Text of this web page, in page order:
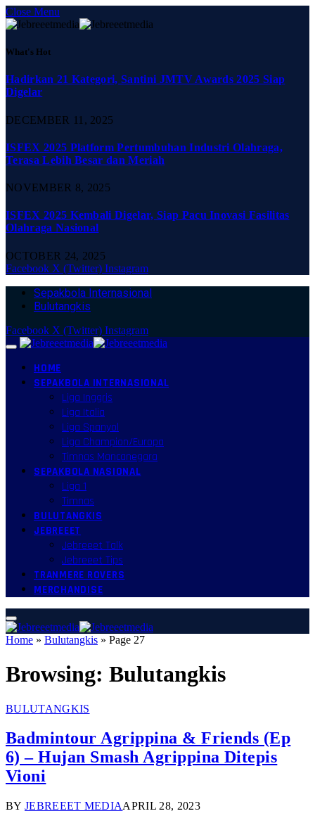
Close Menu
What's Hot
Hadirkan 21 Kategori, Santini JMTV Awards 2025 Siap
Digelar
DECEMBER 11, 2025
ISFEX 2025 Platform Pertumbuhan Industri Olahraga,
Terasa Lebih Besar dan Meriah
NOVEMBER 8, 2025
ISFEX 2025 Kembali Digelar, Siap Pacu Inovasi Fasilitas
Olahraga Nasional
OCTOBER 24, 2025
Facebook X (Twitter) Instagram
Sepakbola Internasional
Bulutangkis
Facebook X (Twitter) Instagram
HOME
SEPAKBOLA INTERNASIONAL
Liga Inggris
Liga Italia
Liga Spanyol
Liga Champion/Europa
Timnas Mancanegara
SEPAKBOLA NASIONAL
Liga 1
Timnas
BULUTANGKIS
JEBREEET
Jebreeet Talk
Jebreeet Tips
TRANMERE ROVERS
MERCHANDISE
Home » Bulutangkis » Page 27
Browsing: Bulutangkis
BULUTANGKIS
Badmintour Agrippina & Friends (Ep
6) – Hujan Smash Agrippina Ditepis
Vioni
BY JEBREEET MEDIAAPRIL 28, 2023